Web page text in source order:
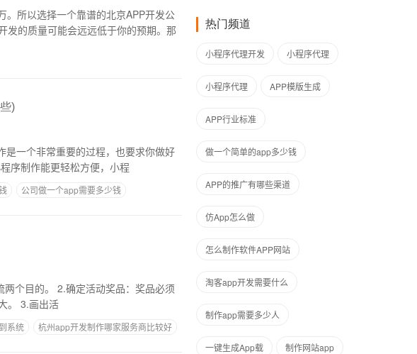
。所以选择一个靠谱的北京APP开发公
发的质量可能会远远低于你的预期。那
)
序制作能更轻松方便，小程
公司做一个app需要多少钱
满足以下几点：用户想要，与产品相关企业，能真正提供，成本低，量大。 3.画出活
系统
杭州app开发制作哪家服务商比较好
热门频道
小程序代理开发 小程序代理
小程序代理 APP模版生成
APP行业标准
做一个简单的app多少钱
APP的推广有哪些渠道
仿App怎么做
怎么制作软件APP网站
淘客app开发需要什么
制作app需要多少人
一键生成App载 制作网站app